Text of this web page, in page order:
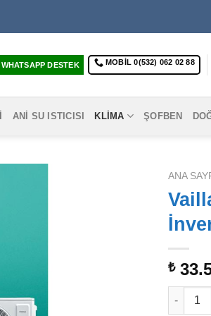
WHATSAPP DESTEK MOBIL 0(532) 062 02 88
ANI SU ISTICISI KLIMA ŞOFBEN
ANA
₺
Vaillant